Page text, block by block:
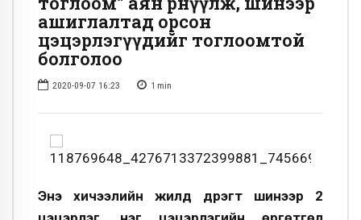
ашиглалтад орсон
цэцэрлэгүүдийг тоглоомтой
болголоо
2020-09-07 16:23 1 min
Энэ хичээлийн жилд дүүрэгт шинээр 2